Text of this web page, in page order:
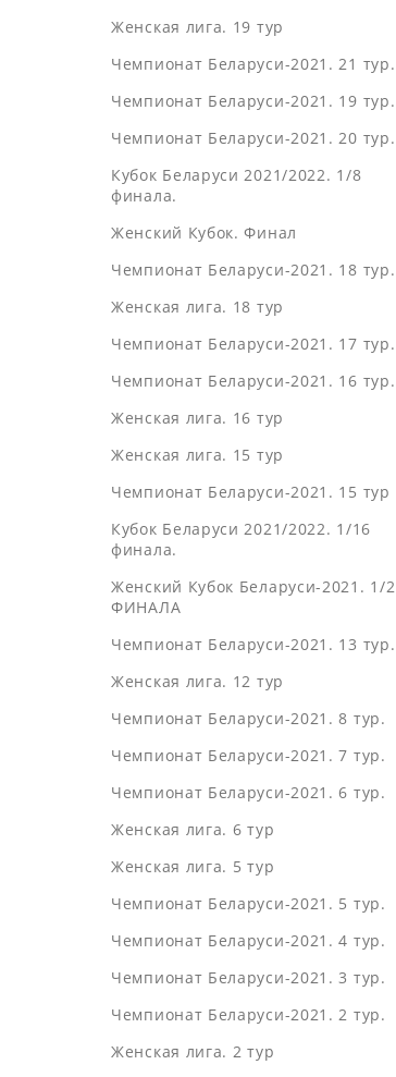
Женская лига. 19 тур
Чемпионат Беларуси-2021. 21 тур.
Чемпионат Беларуси-2021. 19 тур.
Чемпионат Беларуси-2021. 20 тур.
Кубок Беларуси 2021/2022. 1/8
финала.
Женский Кубок. Финал
Чемпионат Беларуси-2021. 18 тур.
Женская лига. 18 тур
Чемпионат Беларуси-2021. 17 тур.
Чемпионат Беларуси-2021. 16 тур.
Женская лига. 16 тур
Женская лига. 15 тур
Чемпионат Беларуси-2021. 15 тур
Кубок Беларуси 2021/2022. 1/16
финала.
Женский Кубок Беларуси-2021. 1/2
ФИНАЛА
Чемпионат Беларуси-2021. 13 тур.
Женская лига. 12 тур
Чемпионат Беларуси-2021. 8 тур.
Чемпионат Беларуси-2021. 7 тур.
Чемпионат Беларуси-2021. 6 тур.
Женская лига. 6 тур
Женская лига. 5 тур
Чемпионат Беларуси-2021. 5 тур.
Чемпионат Беларуси-2021. 4 тур.
Чемпионат Беларуси-2021. 3 тур.
Чемпионат Беларуси-2021. 2 тур.
Женская лига. 2 тур